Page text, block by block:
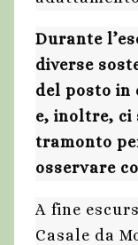
Durante
diverse
del posto in
e, inoltre, ci
tramonto
osservare
A fine
Casale da